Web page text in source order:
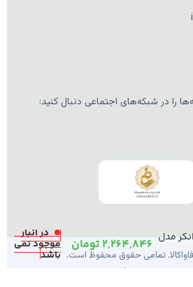
را در شبکه‌های اجتماعی دنبال کنید:
فاواکالا
مدل 2,264,846 تومان
در انبار
موجود نمی
باشد